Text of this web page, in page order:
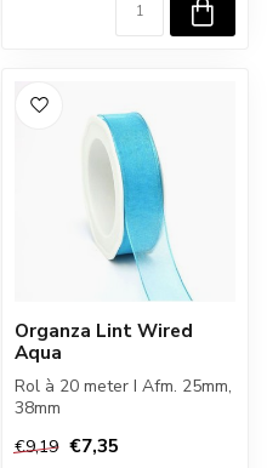
Organza Lint Wired
Aqua
Rol à 20 meter I Afm. 25mm,
38mm
€9,19 €7,35